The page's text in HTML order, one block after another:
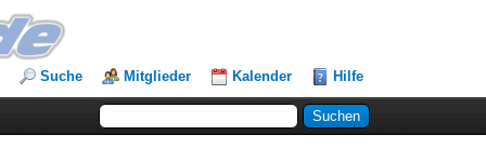
Suche Mitglieder Kalender Hilfe